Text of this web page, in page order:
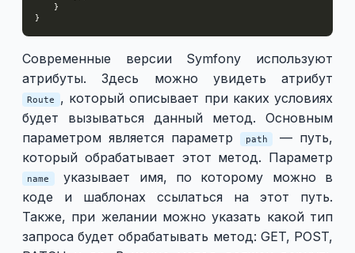
Современные версии Symfony используют
атрибуты. Здесь можно увидеть атрибут
Route , который описывает при каких условиях
будет вызываться данный метод. Основным
параметром является параметр path — путь,
который обрабатывает этот метод. Параметр
name указывает имя, по которому можно в
коде и шаблонах ссылаться на этот путь.
Также, при желании можно указать какой тип
запроса будет обрабатывать метод: GET, POST,